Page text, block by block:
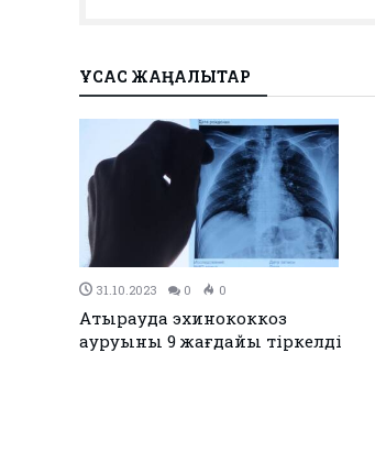
ҰҚСАС ЖАҢАЛЫҚТАР
31.10.2023 0 0
Атырауда эхинококкоз
ауруының 9 жағдайы тіркелді